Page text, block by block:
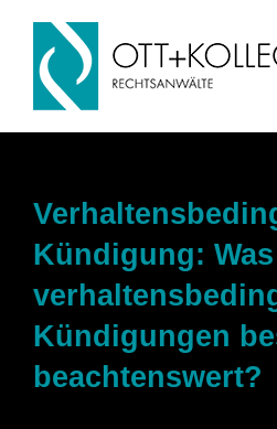
content
Kündigung:
Kündigungen
beachtenswert?